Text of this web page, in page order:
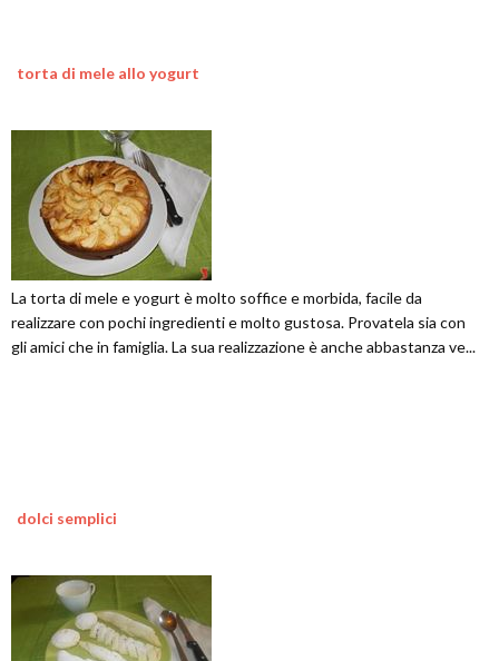
torta di mele allo yogurt
La torta di mele e yogurt è molto soffice e morbida, facile da
realizzare con pochi ingredienti e molto gustosa. Provatela sia con
gli amici che in famiglia. La sua realizzazione è anche abbastanza ve...
dolci semplici